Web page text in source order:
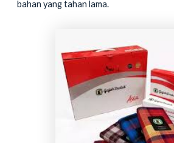
bahan yang tahan lama.